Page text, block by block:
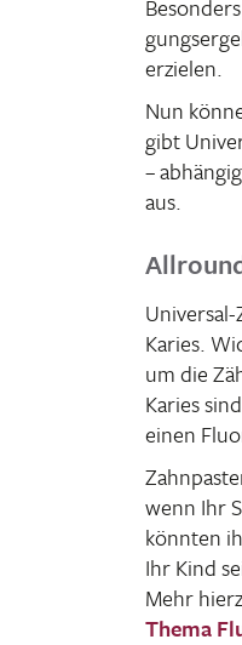
erzielen.
Nun
gibt
–
aus.
Karies.
um die
Karies
einen
wenn Ihr
könnten
Ihr Kind
Mehr
Thema